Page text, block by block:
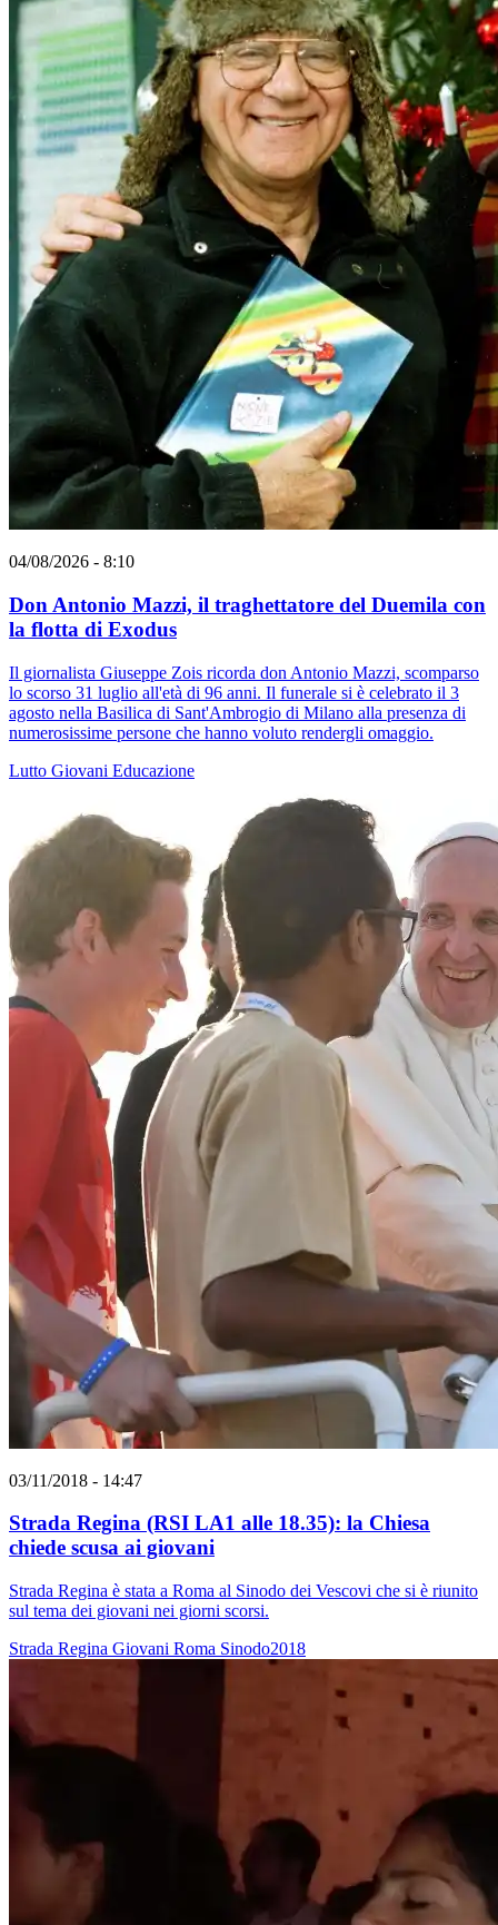
04/08/2026 - 8:10
Don Antonio Mazzi, il traghettatore del Duemila con
la flotta di Exodus
Il giornalista Giuseppe Zois ricorda don Antonio Mazzi, scomparso
lo scorso 31 luglio all'età di 96 anni. Il funerale si è celebrato il 3
agosto nella Basilica di Sant'Ambrogio di Milano alla presenza di
numerosissime persone che hanno voluto rendergli omaggio.
Lutto Giovani Educazione
03/11/2018 - 14:47
Strada Regina (RSI LA1 alle 18.35): la Chiesa
chiede scusa ai giovani
Strada Regina è stata a Roma al Sinodo dei Vescovi che si è riunito
sul tema dei giovani nei giorni scorsi.
Strada Regina Giovani Roma Sinodo2018